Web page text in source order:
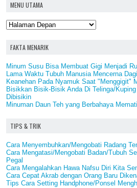
MENU UTAMA
FAKTA MENARIK
Minum Susu Bisa Membuat Gigi Menjadi
Lama Waktu Tubuh Manusia Mencerna
Keanehan Pada Nyamuk Saat "Menggigit"
Bisikkan Bisik-Bisik Anda Di Telinga/
Dibisikin
Minuman Daun Teh yang Berbahaya
TIPS & TRIK
Cara Menyembuhkan/Mengobati Radang
Cara Mengatasi/Mengobati Badan/Tubuh
Pegal
Cara Mengalahkan Hawa Nafsu Diri Kita
Cara Cepat Akrab dengan Orang Baru
Tips Cara Setting Handphone/Ponsel